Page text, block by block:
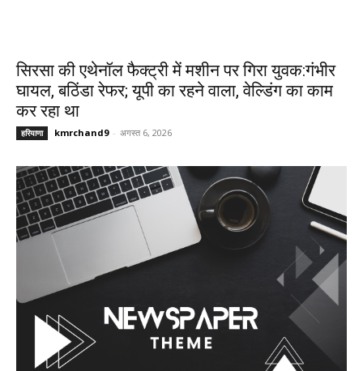
सिरसा की एथेनॉल फैक्ट्री में मशीन पर गिरा युवक:गंभीर
घायल, बठिंडा रेफर; यूपी का रहने वाला, वेल्डिंग का काम
कर रहा था
हरियाणा kmrchand9 - अगस्त 6, 2026